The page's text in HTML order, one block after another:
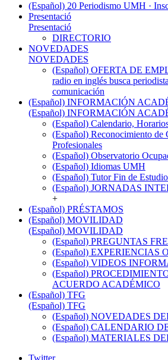
(Español) 20 Periodismo UMH ·
Presentació
Presentació
DIRECTORIO
NOVEDADES
NOVEDADES
(Español) OFERTA DE
radio en inglés busca
comunicación
(Español) INFORMACIÓN
(Español) INFORMACIÓN
(Español) Calendario,
(Español) Reconocimiento de
Profesionales
(Español) Observatorio
(Español) Idiomas UMH
(Español) Tutor Fin de
(Español) JORNADAS
+
(Español) PRÉSTAMOS
(Español) MOVILIDAD
(Español) MOVILIDAD
(Español) PREGUNTAS
(Español) EXPERIENCIAS
(Español) VIDEOS
(Español)
ACUERDO ACADÉMICO
(Español) TFG
(Español) TFG
(Español) NOVEDADES
(Español) CALENDARIO
(Español) MATERIALES
Twitter